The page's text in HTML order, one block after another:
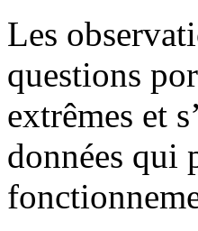
Les
questions
extrêmes et
données qui